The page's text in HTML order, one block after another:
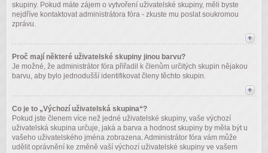
skupiny. Pokud máte zájem o vytvoření uživatelské skupiny, měli byste
nejdříve kontaktovat administrátora fóra - zkuste mu poslat soukromou
zprávu.
Proč mají některé uživatelské skupiny jinou barvu?
Je možné, že administrátor fóra přiřadil k členům určitých skupin nějakou
barvu, aby bylo jednodušší identifikovat členy těchto skupin.
Co je to „Výchozí uživatelská skupina“?
Pokud jste členem více než jedné uživatelské skupiny, vaše výchozí
uživatelská skupina určuje, jaká a barva a hodnost skupiny by měla být u
vašeho uživatelského jména zobrazena. Administrátor fóra vám může
udělit oprávnění ke změně vaší výchozí uživatelské skupiny ve vašem